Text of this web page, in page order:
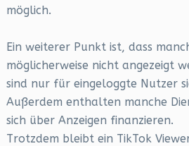
möglich.
Ein weiterer Punkt ist, dass
möglicherweise nicht angezeigt
sind nur für eingeloggte Nutzer
Außerdem enthalten manche
sich über Anzeigen finanzieren.
Trotzdem bleibt ein TikTok